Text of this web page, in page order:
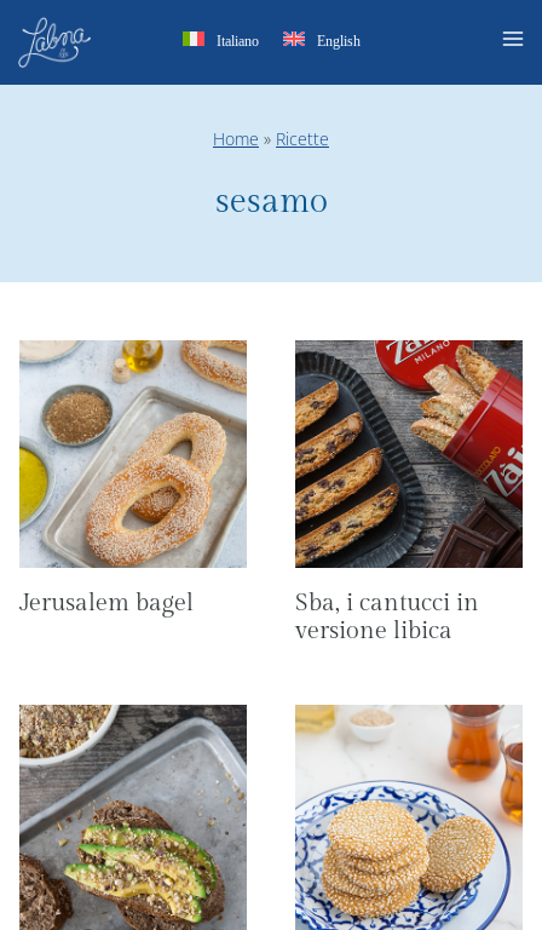
Salta
contenuto
Italiano English
Home » Ricette
sesamo
Jerusalem bagel
Sba, i cantucci in
versione libica